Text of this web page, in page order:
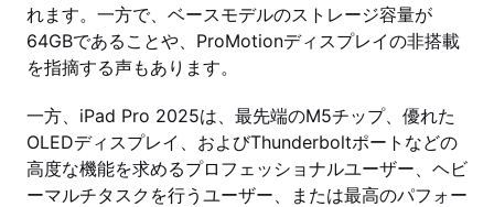
れます。一方で、ベースモデルのストレージ容量が
64GBであることや、ProMotionディスプレイの非搭載
を指摘する声もあります。
一方、iPad Pro 2025は、最先端のM5チップ、優れた
OLEDディスプレイ、およびThunderboltポートなどの
高度な機能を求めるプロフェッショナルユーザー、ヘビ
ーマルチタスクを行うユーザー、または最高のパフォー